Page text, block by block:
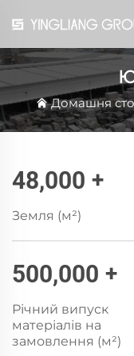
Домашня
48,000 +
Земля (м²)
500,000 +
Річний випуск
матеріалів на
замовлення (м²)